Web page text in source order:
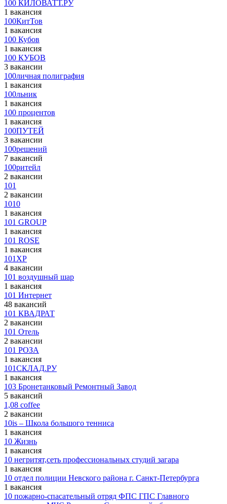
100 КИЛОВАТТ.РУ
1 вакансия
100КитТов
1 вакансия
100 Кубов
1 вакансия
100 КУБОВ
3 вакансии
100личная полиграфия
1 вакансия
100льник
1 вакансия
100 процентов
1 вакансия
100ПУТЕЙ
3 вакансии
100решений
7 вакансий
100ритейл
2 вакансии
101
2 вакансии
1010
1 вакансия
101 GROUP
1 вакансия
101 ROSE
1 вакансия
101XP
4 вакансии
101 воздушный шар
1 вакансия
101 Интернет
48 вакансий
101 КВАДРАТ
2 вакансии
101 Отель
2 вакансии
101 РОЗА
1 вакансия
101СКЛАД.РУ
1 вакансия
103 Бронетанковый Ремонтный Завод
5 вакансий
1,08 coffee
2 вакансии
10is – Школа большого тенниса
1 вакансия
10 Жизнь
1 вакансия
10 негритят,сеть профессиональных студий загара
1 вакансия
10 отдел полиции Невского района г. Санкт-Петербурга
1 вакансия
10 пожарно-спасательный отряд ФПС ГПС Главного